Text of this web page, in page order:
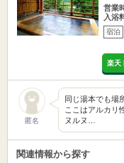
営業
入浴
宿泊
楽天
匿名
同じ湯本でも場
ここはアルカリ
ヌルヌ…
関連情報から探す